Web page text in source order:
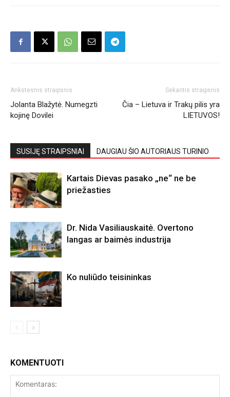
Ankstesnis straipsnis
Jolanta Blažytė. Numegzti
kojinę Dovilei
Sekantis straipsnis
Čia – Lietuva ir Trakų pilis yra
LIETUVOS!
SUSIJĘ STRAIPSNIAI DAUGIAU ŠIO AUTORIAUS TURINIO
Kartais Dievas pasako „ne“ ne be
priežasties
Dr. Nida Vasiliauskaitė. Overtono
langas ar baimės industrija
Ko nuliūdo teisininkas
KOMENTUOTI